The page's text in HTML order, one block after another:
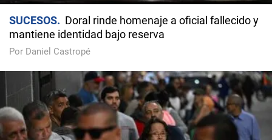
SUCESOS
Doral rinde homenaje a oficial fallecido y
mantiene identidad bajo reserva
Por Daniel Castropé